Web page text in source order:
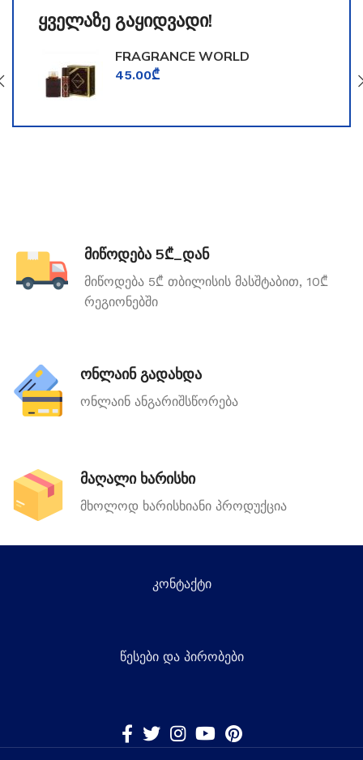
ყველაზე გაყიდვადი!
FRAGRANCE WORLD
TOOMFORD
45.00₾
მიწოდება 5₾_დან
მიწოდება 5₾ თბილისის მასშტაბით, 10₾
რეგიონებში
ონლაინ გადახდა
ონლაინ ანგარიშსწორება
მაღალი ხარისხი
მხოლოდ ხარისხიანი პროდუქცია
კონტაქტი
წესები და პირობები